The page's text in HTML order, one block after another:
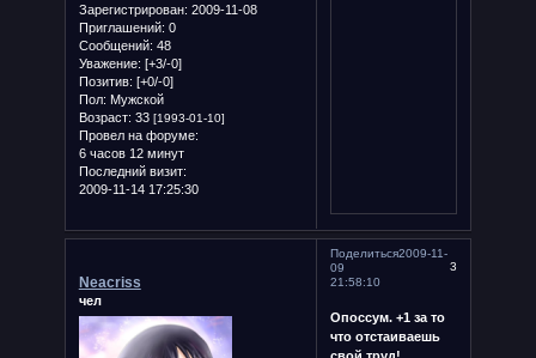
Зарегистрирован: 2009-11-08
Приглашений: 0
Сообщений: 48
Уважение: [+3/-0]
Позитив: [+0/-0]
Пол: Мужской
Возраст: 33 [1993-01-10]
Провел на форуме:
6 часов 12 минут
Последний визит:
2009-11-14 17:25:30
Поделиться
3
2009-11-
09
21:58:10
Neacriss
чел
Опоссум. +1 за то
что отстаиваешь